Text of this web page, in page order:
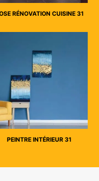
RÉNOVATION CUISINE 31
PEINTRE INTÉRIEUR 31